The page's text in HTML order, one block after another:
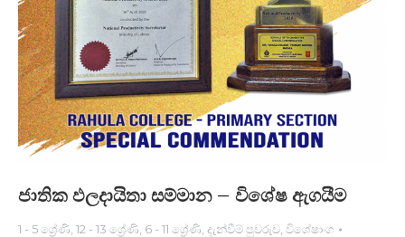
ජාතික ඵලදායිතා සම්මාන – විශේෂ ඇගයී​ම
1 - 5 ශ්‍රේණි 12 - 13 ශ්‍රේණි 6 - 11 ශ්‍රේණි දැන්වීම් පුවරුව විශේෂාංග